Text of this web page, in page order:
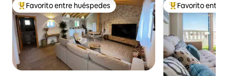
Favorito entre huéspedes preferido
Favorito entre huéspedes Favorito entre
Favorito entre